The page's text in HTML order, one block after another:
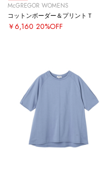
McGREGOR WOMENS
コットンボーダー＆プリントＴ
￥6,160 20%OFF